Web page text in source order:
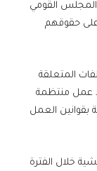
المجلس القومي
على حقوقهم
المتعلقة
عمل منتظمة
بقوانين العمل
خلال الفترة